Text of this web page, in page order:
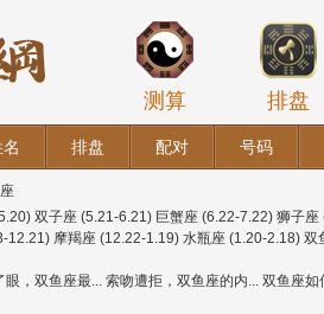
测算 排盘
排盘 配对 号码
双子座 (5.21-6.21) 巨蟹座 (6.22-7.22) 狮子座
12.21) 摩羯座 (12.22-1.19) 水瓶座 (1.20-2.18) 双
眼，双鱼座最... 索吻遭拒，双鱼座的内... 双鱼座如